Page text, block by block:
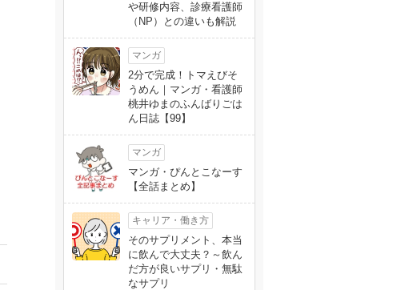
や研修内容、診療看護師
（NP）との違いも解説
マンガ
2分で完成！トマえびそ
うめん｜マンガ・看護師
桃井ゆまのふんばりごは
ん日誌【99】
マンガ
マンガ・ぴんとこなーす
【全話まとめ】
キャリア・働き方
そのサプリメント、本当
に飲んで大丈夫？～飲ん
だ方が良いサプリ・無駄
なサプリ